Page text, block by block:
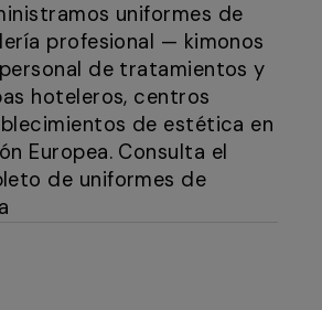
uniformes de
profesional — kimonos
de tratamientos y
hoteleros, centros
de estética en
Europea. Consulta el
de uniformes de